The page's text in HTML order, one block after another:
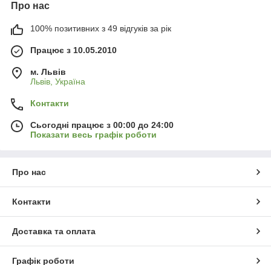
Про нас
100% позитивних з 49 відгуків за рік
Працює з 10.05.2010
м. Львів
Львів, Україна
Контакти
Сьогодні працює з 00:00 до 24:00
Показати весь графік роботи
Про нас
Контакти
Доставка та оплата
Графік роботи